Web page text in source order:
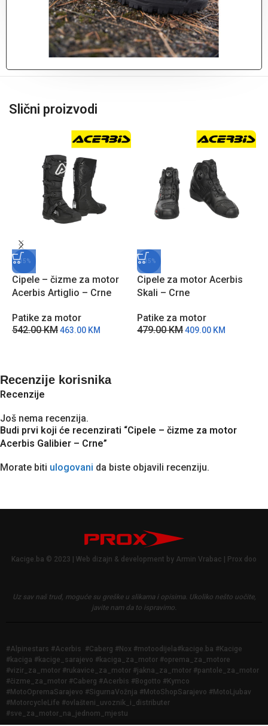
Slični proizvodi
-15%
Cipele – čizme za motor
Acerbis Artiglio – Crne
Patike za motor
542.00KM463.00 KM
-15%
Cipele za motor Acerbis
Skali – Crne
Patike za motor
479.00KM409.00 KM
Recenzije korisnika
Recenzije
Još nema recenzija.
Budi prvi koji će recenzirati “Cipele – čizme za motor
Acerbis Galibier – Crne”
Morate biti ulogovani da biste objavili recenziju.
Kacige.ba © 2023 | Web dizajn & development by Armin Vrabac | Prox doo
Uz sav naš trud, moguće su greške u slikama i opisima. Ukoliko nešto uočite,
javite nam da to ispravimo.
#Alpinestars #Acerbis #Caberg #Nox #motoodijela#kacige.ba #Kacige
#kaciga #kacige_sarajevo #kaciga_za_motor #oprema_za_motore
#vizir_za_motor #rukavice_za_motor #jakna_za_motor #pantole_za_motor
#čizme_za_motor #Caberg #Acerbis #Bogotto #Kymco
#MotoOpremaSarajevo #SigurnaVožnja #MotoShopSarajevo #MotoLjubav
#MotorcycleLife #ovlašteni_uvoznik_i_distributer
#sve_za_motor_na_jednom_mjestu